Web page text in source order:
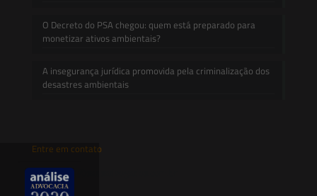
O Decreto do PSA chegou: quem está preparado para
monetizar ativos ambientais?
A insegurança jurídica promovida pela criminalização dos
desastres ambientais
Entre em contato
contato@saesadvogados.com.br